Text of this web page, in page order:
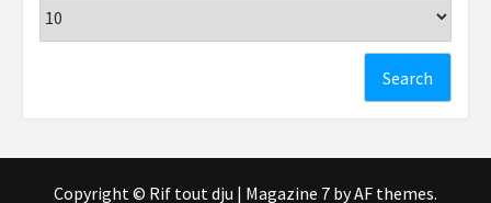
Copyright © Rif tout dju | Magazine 7 by AF themes.